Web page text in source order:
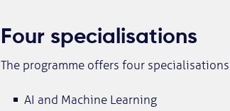
Four specialisations
The programme offers four
AI and Machine Learning